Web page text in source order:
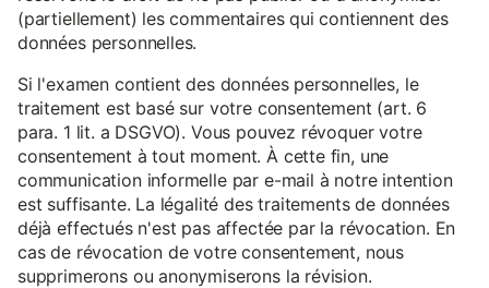
(partiellement) les commentaires qui contiennent des
données personnelles.
Si l'examen contient des données personnelles, le
traitement est basé sur votre consentement (art. 6
para. 1 lit. a DSGVO). Vous pouvez révoquer votre
consentement à tout moment. À cette fin, une
communication informelle par e-mail à notre intention
est suffisante. La légalité des traitements de données
déjà effectués n'est pas affectée par la révocation. En
cas de révocation de votre consentement, nous
supprimerons ou anonymiserons la révision.